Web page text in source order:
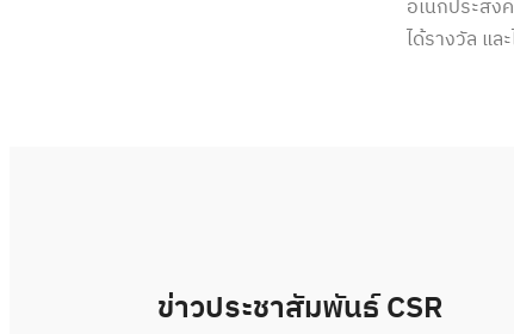
อเนกประสง
ได้รางวัล แ
ข่าวประชาสัมพันธ์ CSR